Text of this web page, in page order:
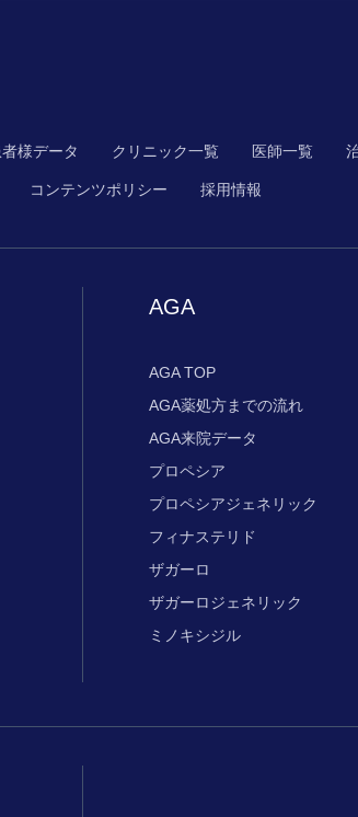
様データ クリニック一覧 医師一覧
コンテンツポリシー 採用情報
AGA
AGA TOP
AGA薬処方までの流れ
AGA来院データ
プロペシア
プロペシアジェネリック
フィナステリド
ザガーロ
ザガーロジェネリック
ミノキシジル